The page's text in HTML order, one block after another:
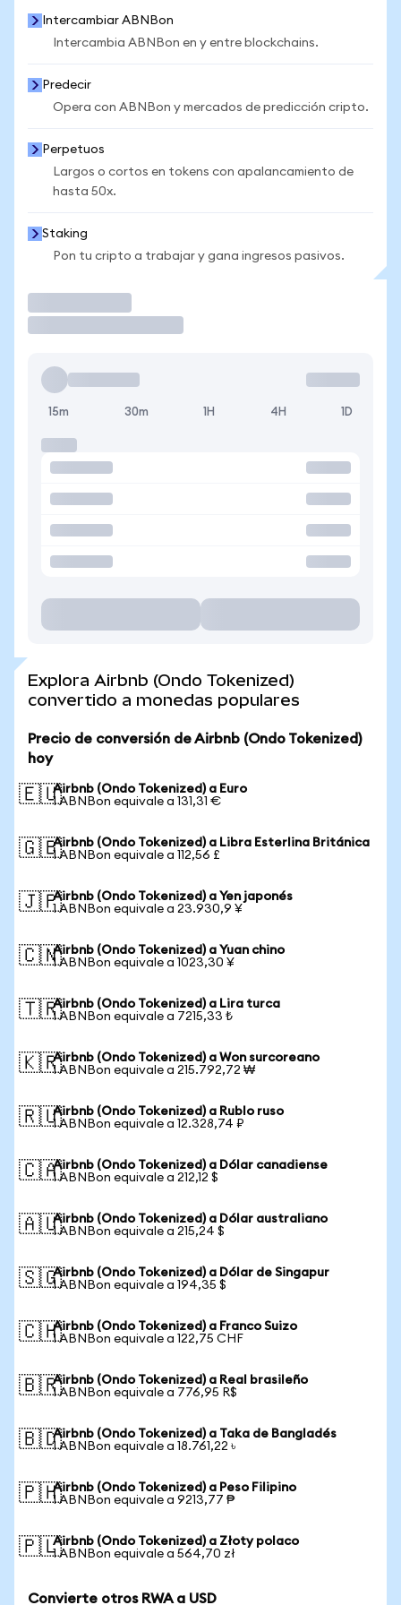
Intercambiar ABNBon
Intercambia ABNBon en y entre blockchains.
Predecir
Opera con ABNBon y mercados de predicción cripto.
Perpetuos
Largos o cortos en tokens con apalancamiento de
hasta 50x.
Staking
Pon tu cripto a trabajar y gana ingresos pasivos.
15m 30m 1H 4H 1D
Explora Airbnb (Ondo Tokenized)
convertido a monedas populares
Precio de conversión de Airbnb (Ondo Tokenized)
hoy
🇪🇺Airbnb (Ondo Tokenized) a Euro
1 ABNBon equivale a 131,31 €
🇬🇧Airbnb (Ondo Tokenized) a Libra Esterlina Británica
1 ABNBon equivale a 112,56 £
🇯🇵Airbnb (Ondo Tokenized) a Yen japonés
1 ABNBon equivale a 23.930,9 ¥
🇨🇳Airbnb (Ondo Tokenized) a Yuan chino
1 ABNBon equivale a 1023,30 ¥
🇹🇷Airbnb (Ondo Tokenized) a Lira turca
1 ABNBon equivale a 7215,33 ₺
🇰🇷Airbnb (Ondo Tokenized) a Won surcoreano
1 ABNBon equivale a 215.792,72 ₩
🇷🇺Airbnb (Ondo Tokenized) a Rublo ruso
1 ABNBon equivale a 12.328,74 ₽
🇨🇦Airbnb (Ondo Tokenized) a Dólar canadiense
1 ABNBon equivale a 212,12 $
🇦🇺Airbnb (Ondo Tokenized) a Dólar australiano
1 ABNBon equivale a 215,24 $
🇸🇬Airbnb (Ondo Tokenized) a Dólar de Singapur
1 ABNBon equivale a 194,35 $
🇨🇭Airbnb (Ondo Tokenized) a Franco Suizo
1 ABNBon equivale a 122,75 CHF
🇧🇷Airbnb (Ondo Tokenized) a Real brasileño
1 ABNBon equivale a 776,95 R$
🇧🇩Airbnb (Ondo Tokenized) a Taka de Bangladés
1 ABNBon equivale a 18.761,22 ৳
🇵🇭Airbnb (Ondo Tokenized) a Peso Filipino
1 ABNBon equivale a 9213,77 ₱
🇵🇱Airbnb (Ondo Tokenized) a Złoty polaco
1 ABNBon equivale a 564,70 zł
Convierte otros RWA a USD